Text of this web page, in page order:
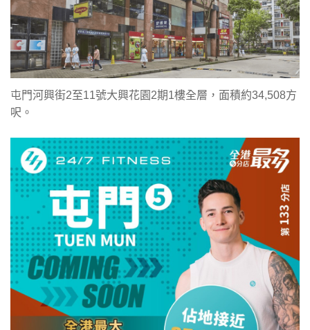
屯門河興街2至11號大興花園2期1樓全層，面積約34,508方
呎。